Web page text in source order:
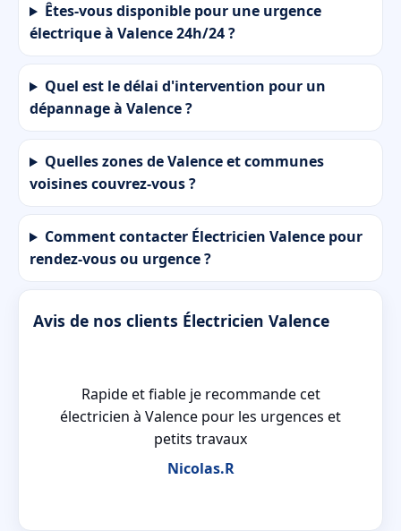
Êtes-vous disponible pour une urgence
électrique à Valence 24h/24 ?
Quel est le délai d'intervention pour un
dépannage à Valence ?
Quelles zones de Valence et communes
voisines couvrez-vous ?
Comment contacter Électricien Valence pour
rendez-vous ou urgence ?
Avis de nos clients Électricien Valence
Rapide et fiable je recommande cet
électricien à Valence pour les urgences et
petits travaux
Nicolas.R